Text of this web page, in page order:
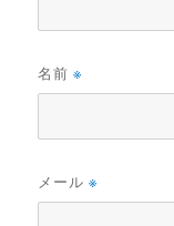
名前※
メール※